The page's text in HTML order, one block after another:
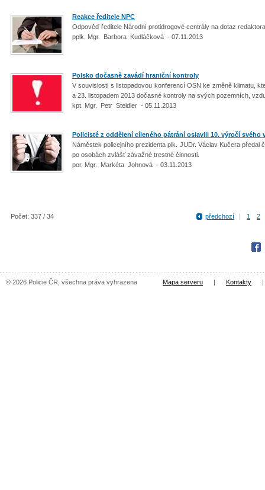
Reakce ředitele NPC
Odpověď ředitele Národní protidrogové centrály na dotaz
pplk. Mgr. Barbora Kudláčková - 07.11.2013
Polsko dočasně zavádí hraniční kontroly
V souvislosti s listopadovou konferencí OSN ke změně klimatu,
a 23. listopadem 2013 dočasné kontroly na svých pozemních,
kpt. Mgr. Petr Steidler - 05.11.2013
Policisté z oddělení cíleného pátrání oslavili 10. výročí svého
Náměstek policejního prezidenta plk. JUDr. Václav Kučera předal
po osobách zvlášť závažné trestné činnosti.
por. Mgr. Markéta Johnová - 03.11.2013
Počet: 337 / 34 předchozí | 1 2
© 2026 Policie ČR, všechna práva vyhrazena Mapa serveru | Kontakty |